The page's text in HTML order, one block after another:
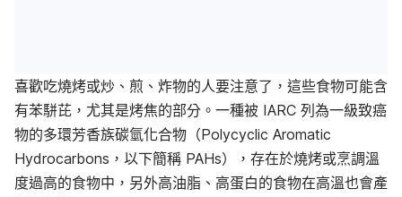
喜歡吃燒烤或炒、煎、炸物的人要注意了，這些食物可能含
有苯駢芘，尤其是烤焦的部分。一種被 IARC 列為一級致癌
物的多環芳香族碳氫化合物（Polycyclic Aromatic
Hydrocarbons，以下簡稱 PAHs），存在於燒烤或烹調溫
度過高的食物中，另外高油脂、高蛋白的食物在高溫也會產